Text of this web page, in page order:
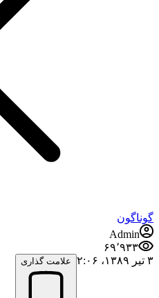
گوناگون
Admin
۶۹٬۹۳۳
۳ تیر ۱۳۸۹،‏ ۲:۰۶
علامت گذاری